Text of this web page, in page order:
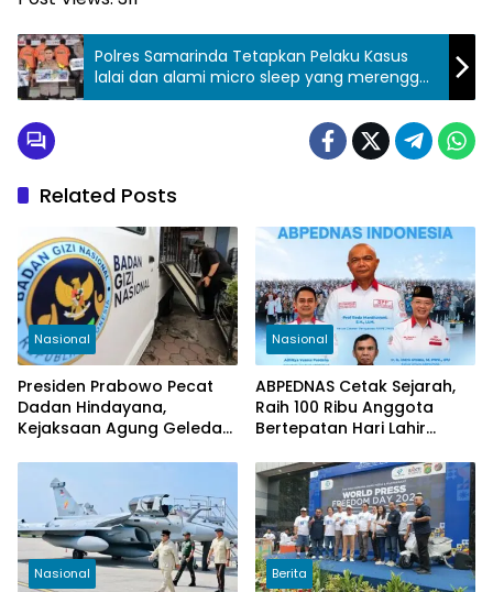
Polres Samarinda Tetapkan Pelaku Kasus
lalai dan alami micro sleep yang merenggut
korban jiwa Di Tol Balikpapan – Samarinda
Related Posts
Nasional
Presiden Prabowo Pecat
Dadan Hindayana,
Kejaksaan Agung Geledah
Nasional
ABPEDNAS Cetak Sejarah,
Raih 100 Ribu Anggota
Bertepatan Hari Lahir
Nasional Berita